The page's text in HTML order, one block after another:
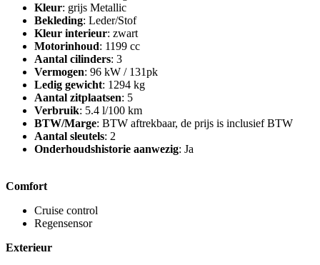
Kleur: grijs Metallic
Bekleding: Leder/Stof
Kleur interieur: zwart
Motorinhoud: 1199 cc
Aantal cilinders: 3
Vermogen: 96 kW / 131pk
Ledig gewicht: 1294 kg
Aantal zitplaatsen: 5
Verbruik: 5.4 l/100 km
BTW/Marge: BTW aftrekbaar, de prijs is inclusief BTW
Aantal sleutels: 2
Onderhoudshistorie aanwezig: Ja
Comfort
Cruise control
Regensensor
Exterieur